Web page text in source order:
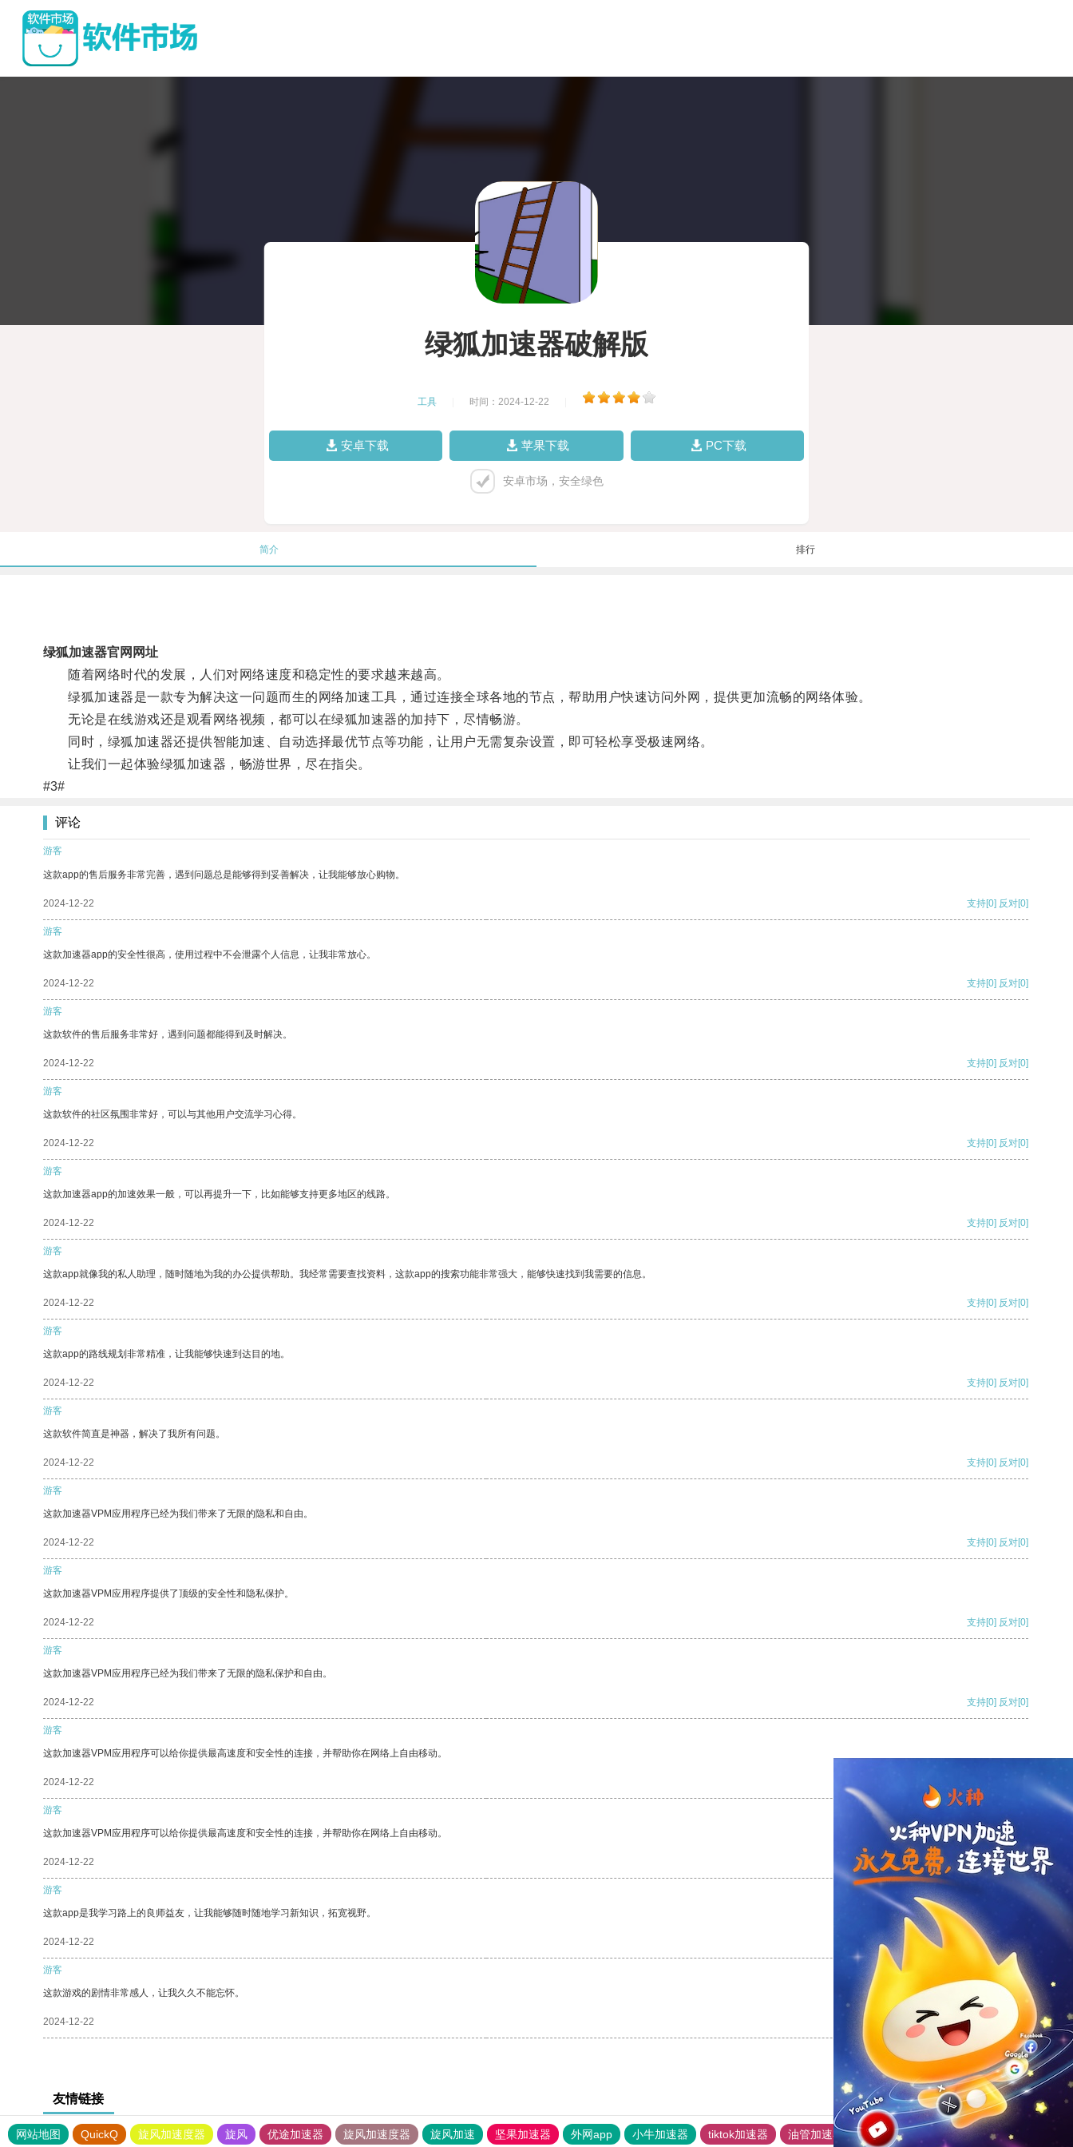
绿狐加速器破解版
工具 时间：2024-12-22
安卓下载 苹果下载 PC下载
安卓市场，安全绿色
简介 排行
绿狐加速器官网网址
随着网络时代的发展，人们对网络速度和稳定性的要求越来越高。
绿狐加速器是一款专为解决这一问题而生的网络加速工具，通过连接全球各地的节点，帮助用户快速访问外网，提供更加流畅的网络体验。
无论是在线游戏还是观看网络视频，都可以在绿狐加速器的加持下，尽情畅游。
同时，绿狐加速器还提供智能加速、自动选择最优节点等功能，让用户无需复杂设置，即可轻松享受极速网络。
让我们一起体验绿狐加速器，畅游世界，尽在指尖。
#3#
评论
游客
这款app的售后服务非常完善，遇到问题总是能够得到妥善解决，让我能够放心购物。
2024-12-22 支持[0] 反对[0]
游客
这款加速器app的安全性很高，使用过程中不会泄露个人信息，让我非常放心。
2024-12-22 支持[0] 反对[0]
游客
这款软件的售后服务非常好，遇到问题都能得到及时解决。
2024-12-22 支持[0] 反对[0]
游客
这款软件的社区氛围非常好，可以与其他用户交流学习心得。
2024-12-22 支持[0] 反对[0]
游客
这款加速器app的加速效果一般，可以再提升一下，比如能够支持更多地区的线路。
2024-12-22 支持[0] 反对[0]
游客
这款app就像我的私人助理，随时随地为我的办公提供帮助。我经常需要查找资料，这款app的搜索功能非常强大，能够快速找到我需要的信息。
2024-12-22 支持[0] 反对[0]
游客
这款app的路线规划非常精准，让我能够快速到达目的地。
2024-12-22 支持[0] 反对[0]
游客
这款软件简直是神器，解决了我所有问题。
2024-12-22 支持[0] 反对[0]
游客
这款加速器VPM应用程序已经为我们带来了无限的隐私和自由。
2024-12-22 支持[0] 反对[0]
游客
这款加速器VPM应用程序提供了顶级的安全性和隐私保护。
2024-12-22 支持[0] 反对[0]
游客
这款加速器VPM应用程序已经为我们带来了无限的隐私保护和自由。
2024-12-22 支持[0] 反对[0]
游客
这款加速器VPM应用程序可以给你提供最高速度和安全性的连接，并帮助你在网络上自由移动。
2024-12-22
游客
这款加速器VPM应用程序可以给你提供最高速度和安全性的连接，并帮助你在网络上自由移动。
2024-12-22 支持 [0] 反对[0]
游客
这款app是我学习路上的良师益友，让我能够随时随地学习新知识，拓宽视野。
2024-12-22 支持[0] 反对
游客
这款游戏的剧情非常感人，让我久久不能忘怀。
2024-12-22 支持[0] 反对[0]
友情链接
网站地图 QuickQ 旋风加速度器 旋风 优途加速器 旋风加速度器 旋风加速 坚果加速器 外网app 小牛加速器 tiktok加速器 油管加速器 上油管加速器 回锅肉加速器